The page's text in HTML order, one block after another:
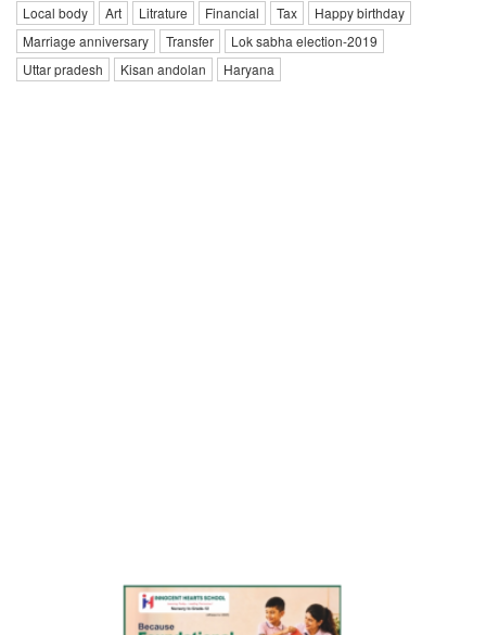
Local body
Art Litrature Financial Tax
Happy birthday
Marriage anniversary
Transfer
Lok sabha election-2019
Uttar pradesh
Kisan andolan Haryana